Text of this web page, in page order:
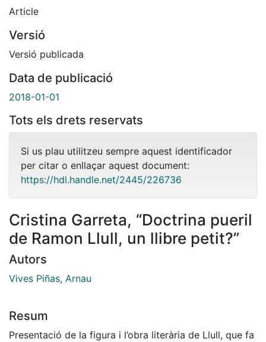
Article
Versió
Versió publicada
Data de publicació
2018-01-01
Tots els drets reservats
Si us plau utilitzeu sempre aquest identificador
per citar o enllaçar aquest document:
https://hdl.handle.net/2445/226736
Cristina Garreta, “Doctrina pueril
de Ramon Llull, un llibre petit?”
Autors
Vives Piñas, Arnau
Resum
Presentació de la figura i l’obra literària de Llull, que fa